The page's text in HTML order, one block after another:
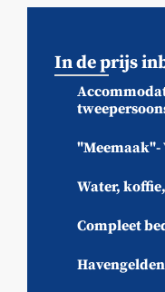
In de prijs
"Meemaak"-
Water,
Compleet